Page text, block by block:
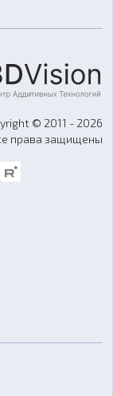
© 2011 - 2026
права защищены